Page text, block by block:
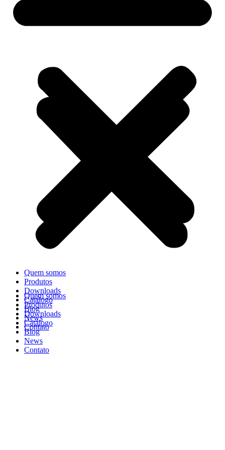
Quem somos
Produtos
Downloads
Catálogo
Blog
News
Contato
Quem somos
Produtos
Downloads
Catálogo
Blog
News
Contato